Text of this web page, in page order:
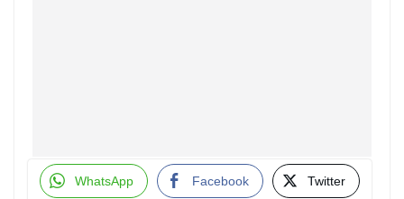
WhatsApp Facebook Twitter